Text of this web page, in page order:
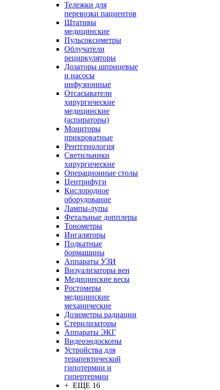
Тележки для
перевозки пациентов
Штативы
медицинские
Пульсоксиметры
Облучатели
рециркуляторы
Дозаторы шприцевые
и насосы
инфузионные
Отсасыватели
хирургические
медицинские
(аспираторы)
Мониторы
прикроватные
Рентгенология
Светильники
хирургические
Операционные столы
Центрифуги
Кислородное
оборудование
Лампы-лупы
Фетальные допплеры
Тонометры
Ингаляторы
Подкатные
бормашины
Аппараты УЗИ
Визуализаторы вен
Медицинские весы
Ростомеры
медицинские
механические
Дозиметры радиации
Стерилизаторы
Аппараты ЭКГ
Видеоэндоскопы
Устройства для
терапевтической
гипотермии и
гипертермии
+ ЕЩЕ 16